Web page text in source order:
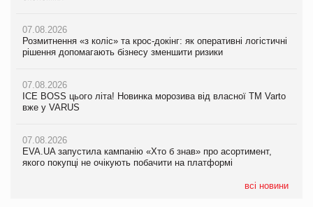
07.08.2026
Розмитнення «з коліс» та крос-докінг: як оперативні логістичні
рішення допомагають бізнесу зменшити ризики
07.08.2026
ICE BOSS цього літа! Новинка морозива від власної ТМ Varto
вже у VARUS
07.08.2026
EVA.UA запустила кампанію «Хто б знав» про асортимент,
якого покупці не очікують побачити на платформі
всі новини
07.08.2026
Розмитнення «з коліс» та крос-докінг: як оперативні логістичні
рішення допомагають бізнесу зменшити ризики
07.08.2026
ICE BOSS цього літа! Новинка морозива від власної ТМ Varto
вже у VARUS
07.08.2026
EVA.UA запустила кампанію «Хто б знав» про асортимент,
якого покупці не очікують побачити на платформі
07.08.2026
Kraft Heinz скоротила збиток у першому півріччі
Продажі Hugo Boss впали на 9%